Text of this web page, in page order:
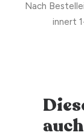
Nach
innert